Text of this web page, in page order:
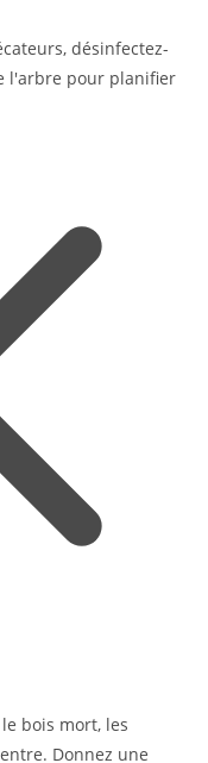
désinfectez-
l'arbre pour planifier
bois mort, les
Donnez une